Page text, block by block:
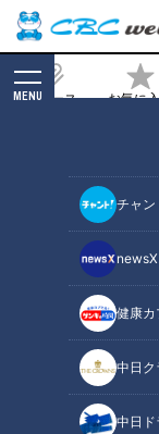
ニュース お気に
MENU
チャン
newsX
健康カ
中日ク
中日ド
ーランキン
メニュー！